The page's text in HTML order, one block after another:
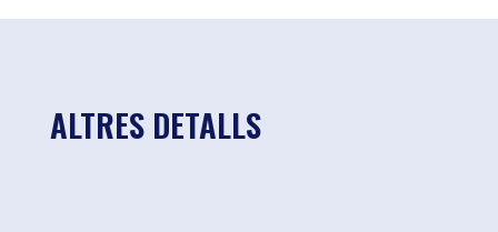
ALTRES DETALLS